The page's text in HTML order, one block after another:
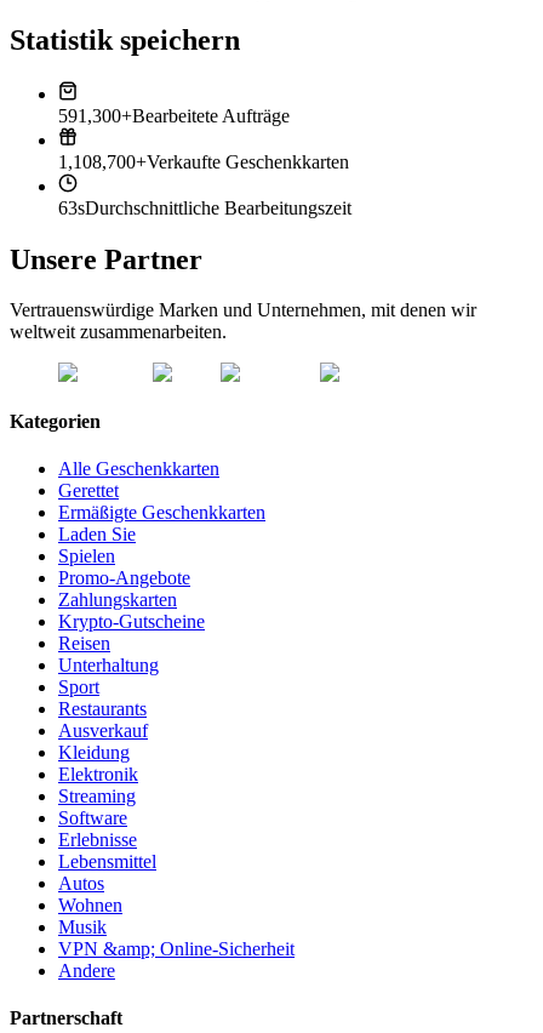
Statistik speichern
591,300+Bearbeitete Aufträge
1,108,700+Verkaufte Geschenkkarten
63sDurchschnittliche Bearbeitungszeit
Unsere Partner
Vertrauenswürdige Marken und Unternehmen, mit denen wir
weltweit zusammenarbeiten.
Kategorien
Alle Geschenkkarten
Gerettet
Ermäßigte Geschenkkarten
Laden Sie
Spielen
Promo-Angebote
Zahlungskarten
Krypto-Gutscheine
Reisen
Unterhaltung
Sport
Restaurants
Ausverkauf
Kleidung
Elektronik
Streaming
Software
Erlebnisse
Lebensmittel
Autos
Wohnen
Musik
VPN &amp; Online-Sicherheit
Andere
Partnerschaft